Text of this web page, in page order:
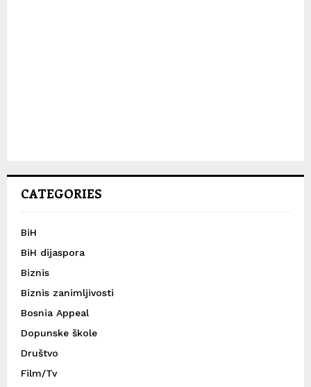
CATEGORIES
BiH
BiH dijaspora
Biznis
Biznis zanimljivosti
Bosnia Appeal
Dopunske škole
Društvo
Film/Tv